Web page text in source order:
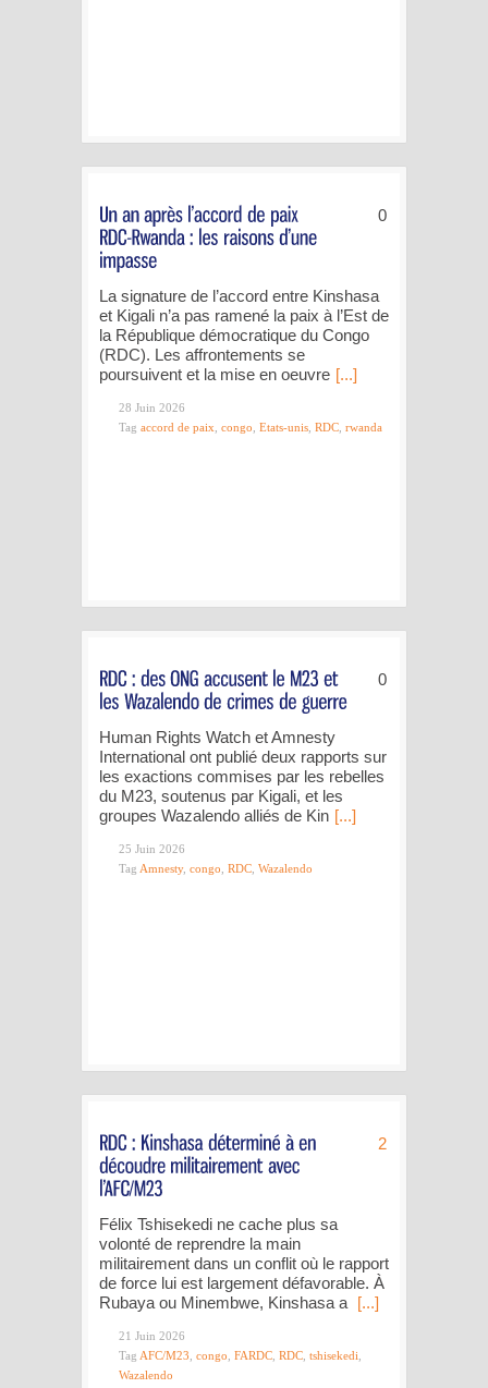
0
La signature de l’accord entre Kinshasa
et Kigali n’a pas ramené la paix à l’Est de
la République démocratique du Congo
(RDC). Les affrontements se
poursuivent et la mise en oeuvre [...]
28 Juin 2026
Tag accord de paix, congo, Etats-unis, RDC, rwanda
0
Human Rights Watch et Amnesty
International ont publié deux rapports sur
les exactions commises par les rebelles
du M23, soutenus par Kigali, et les
groupes Wazalendo alliés de Kin [...]
25 Juin 2026
Tag Amnesty, congo RDC Wazalendo
2
Félix Tshisekedi ne cache plus sa
volonté de reprendre la main
militairement dans un conflit où le rapport
de force lui est largement défavorable. À
Rubaya ou Minembwe, Kinshasa a [...]
21 Juin 2026
Tag AFC/M23, congo, FARDC, RDC, tshisekedi,
Wazalendo